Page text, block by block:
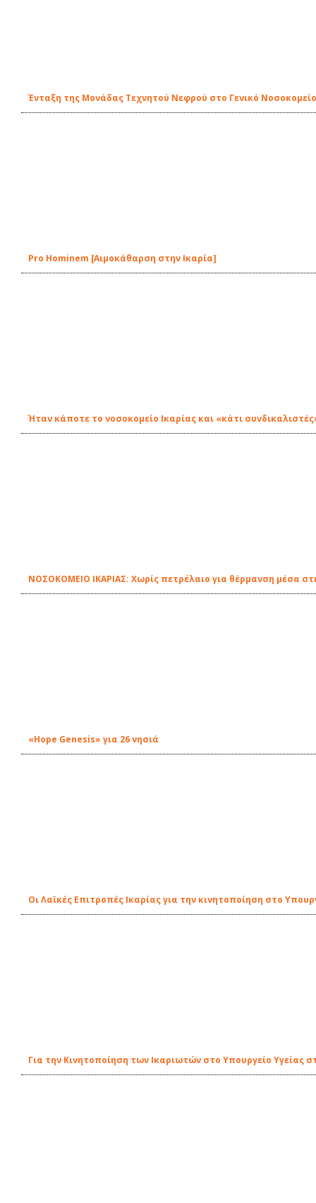
Ένταξη της Μονάδας Τεχνητού Νεφρού στο Γενικό
Pro Hominem [Aιμοκάθαρση στην Ικαρία]
Ήταν κάποτε το νοσοκομείο Ικαρίας και «κάτι
ΝΟΣΟΚΟΜΕΙΟ ΙΚΑΡΙΑΣ: Χωρίς πετρέλαιο για θέρμανση μέσα
«Hope Genesis» για 26 νησιά
Οι Λαϊκές Επιτροπές Ικαρίας για την κινητοποίηση στο
Για την Κινητοποίηση των Ικαριωτών στο Υπουργείο Υγείας